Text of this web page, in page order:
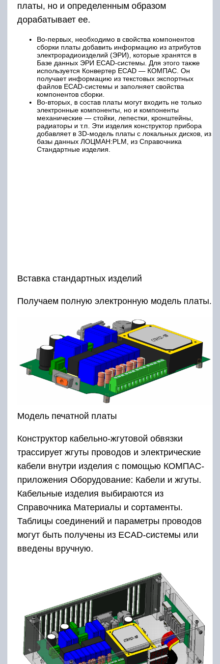
платы, но и определенным образом
дорабатывает ее.
Во-первых, необходимо в свойства компонентов
сборки платы добавить информацию из атрибутов
электрорадиоизделий (ЭРИ), которые хранятся в
Базе данных ЭРИ ECAD-системы. Для этого также
используется Конвертер ECAD — КОМПАС. Он
получает информацию из текстовых экспортных
файлов ECAD-системы и заполняет свойства
компонентов сборки.
Во-вторых, в состав платы могут входить не только
электронные компоненты, но и компоненты
механические — стойки, лепестки, кронштейны,
радиаторы и т.п. Эти изделия конструктор прибора
добавляет в 3D-модель платы с локальных дисков, из
базы данных ЛОЦМАН:PLM, из Справочника
Стандартные изделия.
Вставка стандартных изделий
Получаем полную электронную модель платы.
Модель печатной платы
Конструктор кабельно-жгутовой обвязки
трассирует жгуты проводов и электрические
кабели внутри изделия с помощью КОМПАС-
приложения Оборудование: Кабели и жгуты.
Кабельные изделия выбираются из
Справочника Материалы и сортаменты.
Таблицы соединений и параметры проводов
могут быть получены из ECAD-системы или
введены вручную.